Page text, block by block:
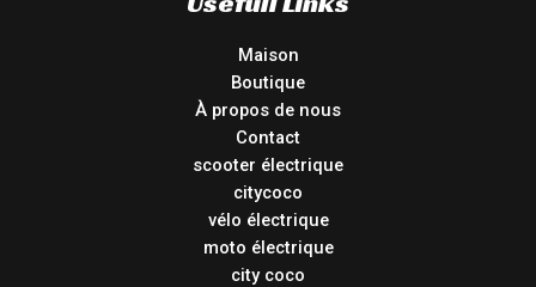
Maison
Boutique
À propos de nous
Contact
scooter électrique
citycoco
vélo électrique
moto électrique
city coco